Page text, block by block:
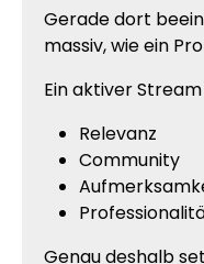
Gerade dort
massiv, wie ein
Ein aktiver
Relevanz
Community
Genau deshalb